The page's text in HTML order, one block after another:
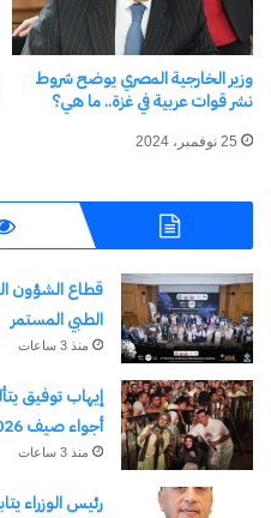
اكتشاف المزيد من
كتابة بريدك الإلكتروني...
وزير الخارجية المصري يوضح شروط
نشر قوات عربية في غزة.. ما هي؟
25 نوفمبر، 2024
قطاع الشؤون
الطبي المستمر
منذ 3 ساعات
إيهاب توفيق
أجواء صيف 2026
منذ 3 ساعات
رئيس الوزراء